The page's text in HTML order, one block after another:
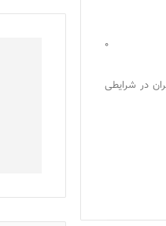
0
فوتبال زنان ایران در شرایطی